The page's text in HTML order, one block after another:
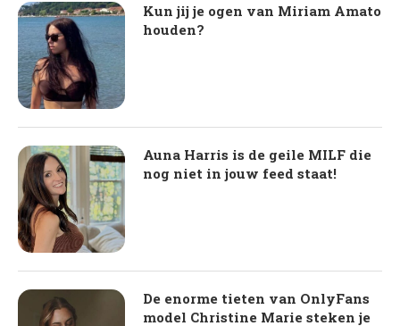
Kun jij je ogen van Miriam Amato
houden?
Auna Harris is de geile MILF die
nog niet in jouw feed staat!
De enorme tieten van OnlyFans
model Christine Marie steken je